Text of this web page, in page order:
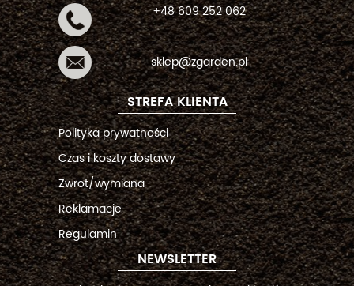
+48 609 252 062
sklep@zgarden.pl
STREFA KLIENTA
Polityka prywatności
Czas i koszty dostawy
Zwrot/wymiana
Reklamacje
Regulamin
NEWSLETTER